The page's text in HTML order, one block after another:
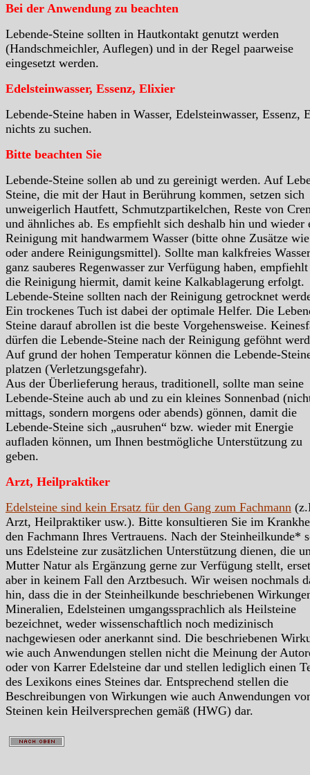
Bei der Anwendung zu beachten
Lebende-Steine sollten in Hautkontakt genutzt werden
(Handschmeichler, Auflegen) und in der Regel paarweise
eingesetzt werden.
Edelsteinwasser, Essenz, Elixier
Lebende-Steine haben in Wasser, Edelsteinwasser, Essenz,
nichts zu suchen.
Bitte beachten Sie
Lebende-Steine sollen ab und zu gereinigt werden. Auf
Steine, die mit der Haut in Berührung kommen, setzen sich
unweigerlich Hautfett, Schmutzpartikelchen, Reste von
und ähnliches ab. Es empfiehlt sich deshalb hin und wieder
Reinigung mit handwarmem Wasser (bitte ohne Zusätze
oder andere Reinigungsmittel). Sollte man kalkfreies
ganz sauberes Regenwasser zur Verfügung haben,
die Reinigung hiermit, damit keine Kalkablagerung erfolgt.
Lebende-Steine sollten nach der Reinigung getrocknet
Ein trockenes Tuch ist dabei der optimale Helfer. Die
Steine darauf abrollen ist die beste Vorgehensweise.
dürfen die Lebende-Steine nach der Reinigung geföhnt
Auf grund der hohen Temperatur können die Lebende-
platzen (Verletzungsgefahr).
Aus der Überlieferung heraus, traditionell, sollte man seine
Lebende-Steine auch ab und zu ein kleines Sonnenbad
mittags, sondern morgens oder abends) gönnen, damit die
Lebende-Steine sich „ausruhen“ bzw. wieder mit Energie
aufladen können, um Ihnen bestmögliche Unterstützung zu
geben.
Arzt, Heilpraktiker
Edelsteine sind kein Ersatz für den Gang zum Fachmann
Arzt, Heilpraktiker usw.). Bitte konsultieren Sie im
den Fachmann Ihres Vertrauens. Nach der Steinheilkunde*
uns Edelsteine zur zusätzlichen Unterstützung dienen, die
Mutter Natur als Ergänzung gerne zur Verfügung stellt,
aber in keinem Fall den Arztbesuch. Wir weisen nochmals
hin, dass die in der Steinheilkunde beschriebenen
Mineralien, Edelsteinen umgangssprachlich als Heilsteine
bezeichnet, weder wissenschaftlich noch medizinisch
nachgewiesen oder anerkannt sind. Die beschriebenen
wie auch Anwendungen stellen nicht die Meinung der
oder von Karrer Edelsteine dar und stellen lediglich einen
des Lexikons eines Steines dar. Entsprechend stellen die
Beschreibungen von Wirkungen wie auch Anwendungen
Steinen kein Heilversprechen gemäß (HWG) dar.